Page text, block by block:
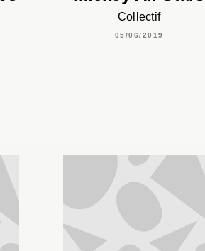
Collectif
05/06/2019